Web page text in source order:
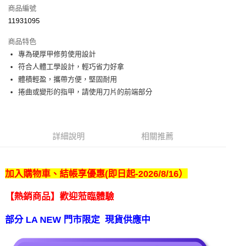
LINE Pay
悠遊付
Google Pay
全盈+PAY
【免運費】
免運費
商品編號
11931095
商品特色
專為硬厚甲修剪使用設計
符合人體工學設計，輕巧省力好拿
體積輕盈，攜帶方便，堅固耐用
捲曲或變形的指甲，請使用刀片的前端部分
詳細說明 相關推薦
加入購物車、結帳享優惠(即日起-2026/8/16）
【熱銷商品】歡迎蒞臨體驗
部分 LA NEW 門市限定 現貨供應中